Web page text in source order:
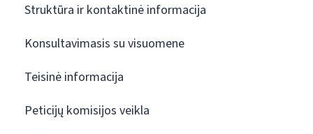
Struktūra ir kontaktinė informacija
Konsultavimasis su visuomene
Teisinė informacija
Peticijų komisijos veikla